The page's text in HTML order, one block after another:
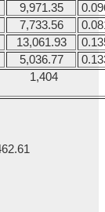
9,971.35
7,733.56
13,061.93
5,036.77
1,404